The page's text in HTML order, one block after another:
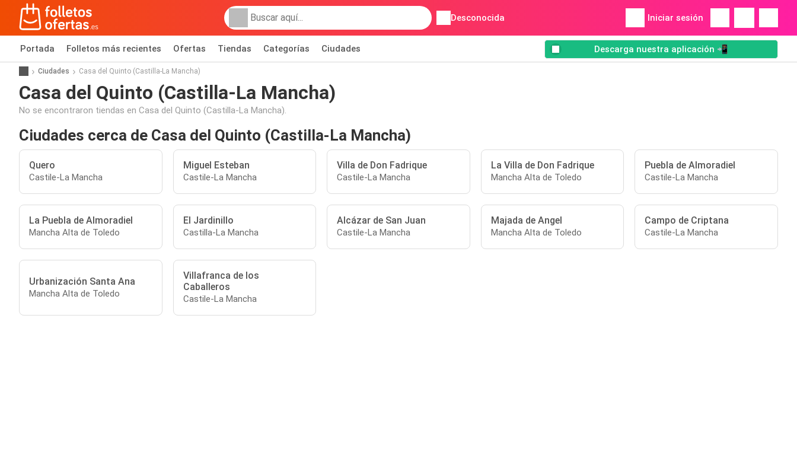
Desconocida Iniciar sesión
Portada Folletos más recientes Ofertas Tiendas Categorías Ciudades Descarga nuestra aplicación 📲
Ciudades Casa del Quinto (Castilla-La Mancha)
Casa del Quinto (Castilla-La Mancha)
No se encontraron tiendas en Casa del Quinto (Castilla-La Mancha).
Ciudades cerca de Casa del Quinto (Castilla-La Mancha)
Quero
Castile-La Mancha
Miguel Esteban
Castile-La Mancha
Villa de Don Fadrique
Castile-La Mancha
La Villa de Don Fadrique
Mancha Alta de Toledo
Puebla de Almoradiel
Castile-La Mancha
La Puebla de Almoradiel
Mancha Alta de Toledo
El Jardinillo
Castilla-La Mancha
Alcázar de San Juan
Castile-La Mancha
Majada de Angel
Mancha Alta de Toledo
Campo de Criptana
Castile-La Mancha
Urbanización Santa Ana
Mancha Alta de Toledo
Villafranca de los
Caballeros
Castile-La Mancha